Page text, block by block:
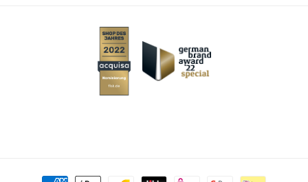
Metody płatności